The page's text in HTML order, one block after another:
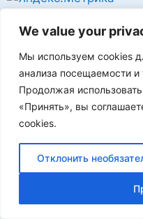
We value your
Мы используем cookies
анализа посещаемости
Продолжая
«Принять», вы
cookies.
Отклонить
Реклама